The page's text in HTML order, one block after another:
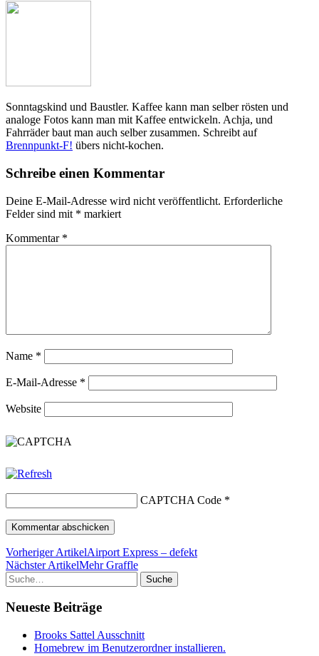
Sonntagskind und Baustler. Kaffee kann man selber rösten und
analoge Fotos kann man mit Kaffee entwickeln. Achja, und
Fahrräder baut man auch selber zusammen. Schreibt auf
Brennpunkt-F! übers nicht-kochen.
Schreibe einen Kommentar
Deine E-Mail-Adresse wird nicht veröffentlicht. Erforderliche
Felder sind mit * markiert
Kommentar *
Name *
E-Mail-Adresse *
Website
CAPTCHA Code *
Vorheriger ArtikelAirport Express – defekt
Nächster ArtikelMehr Graffle
Suche
Neueste Beiträge
Brooks Sattel Ausschnitt
Homebrew im Benutzerordner installieren.